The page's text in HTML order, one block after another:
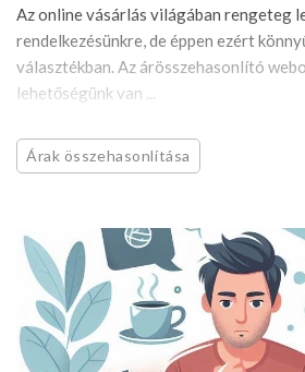
Az online vásárlás világában rengeteg
rendelkezésünkre, de éppen ezért
választékban. Az árösszehasonlító
lehetőségünk van ...
Árak összehasonlítása